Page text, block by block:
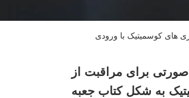
های کوسمیتیک با ورودی
برای مراقبت از
به شکل کتاب جعبه